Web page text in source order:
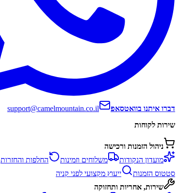
דברו איתנו בוואטסאפ
support@camelmountain.co.il
שירות לקוחות
ניהול הזמנות ורכישה
מועדון הנקודות
משלוחים וזמינות
החלפות והחזרות
סטטוס הזמנות
ייעוץ מקצועי לפני קניה
שירות, אחריות ותחזוקה